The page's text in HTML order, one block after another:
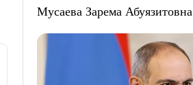
Мусаева Зарема Абуязитовна